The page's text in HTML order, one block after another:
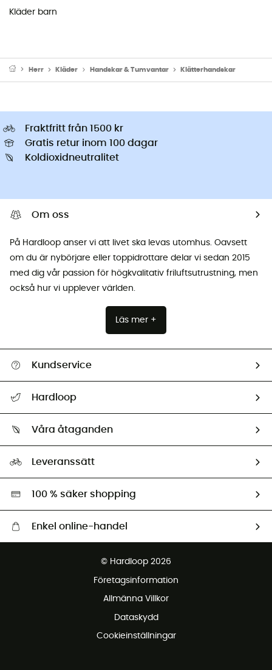
Kläder barn
Herr Kläder Handskar & Tumvantar Klätterhandskar
Fraktfritt från 1500 kr
Gratis retur inom 100 dagar
Koldioxidneutralitet
Om oss
På Hardloop anser vi att livet ska levas utomhus. Oavsett
om du är nybörjare eller toppidrottare delar vi sedan 2015
med dig vår passion för högkvalitativ friluftsutrustning, men
också hur vi upplever världen.
Läs mer +
Kundservice
Retur & återbetalning
Hardloop
Ambassadörer
Våra åtaganden
Miljöanpassat urval
Leveranssätt
100 % säker shopping
Enkel online-handel
© Hardloop 2026
Företagsinformation
Allmänna Villkor
Dataskydd
Cookieinställningar